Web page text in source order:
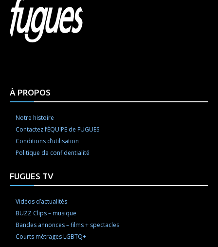
À PROPOS
Notre histoire
Contactez l’ÉQUIPE de FUGUES
Conditions d’utilisation
Politique de confidentialité
FUGUES TV
Vidéos d’actualités
BUZZ Clips – musique
Bandes annonces – films + spectacles
Courts métrages LGBTQ+